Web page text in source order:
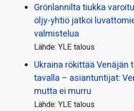
Grönlannilta tiukka
öljy-yhtiö jatkoi
valmistelua
Lähde: YLE talous
Ukraina rökittää Venäjän
tavalla – asiantuntijat:
mutta ei murru
Lähde: YLE talous